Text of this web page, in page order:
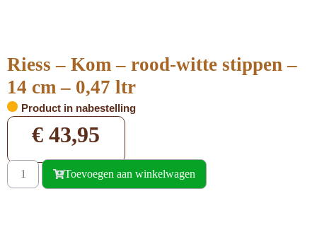
Riess – Kom – rood-witte stippen –
14 cm – 0,47 ltr
Product in nabestelling
€ 43,95
Toevoegen aan winkelwagen